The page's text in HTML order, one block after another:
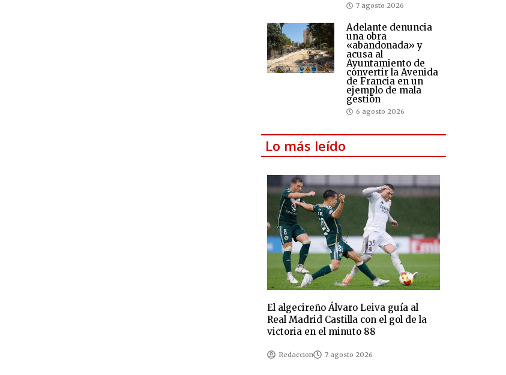
7 agosto 2026
Adelante denuncia
una obra
«abandonada» y
acusa al
Ayuntamiento de
convertir la Avenida
de Francia en un
ejemplo de mala
gestión
6 agosto 2026
Lo más leído
El algecireño Álvaro Leiva guía al
Real Madrid Castilla con el gol de la
victoria en el minuto 88
Redaccion 7 agosto 2026